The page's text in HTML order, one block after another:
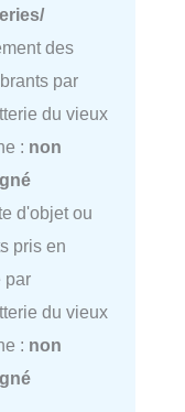
des
par
du vieux
: non
d'objet ou
pris en
par
du vieux
: non